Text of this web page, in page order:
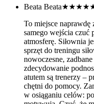
Beata Beata
To miejsce naprawdę
samego wejścia czuć
atmosferę. Siłownia
sprzęt do treningu
nowoczesne,
zdecydowanie
atutem są trenerzy –
chętni do pomocy.
w osiąganiu celów: